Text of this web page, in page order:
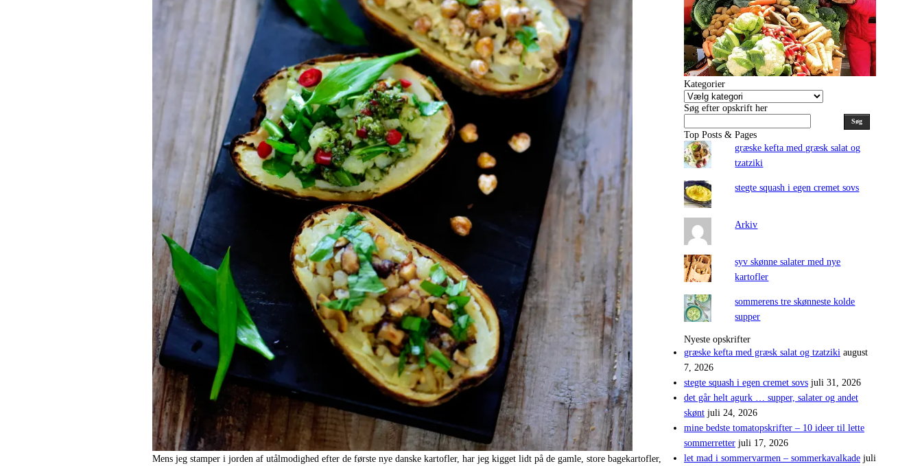
Mens jeg stamper i jorden af utålmodighed efter de første nye danske kartofler, har jeg kigget lidt på de gamle, store bagekartofler,
Kategorier
Kategorier
Søg efter opskrift her
Søg
Top Posts & Pages
græske kefta med græsk salat og
tzatziki
stegte squash i egen cremet sovs
Arkiv
syv skønne salater med nye
kartofler
sommerens tre skønneste kolde
supper
Nyeste opskrifter
græske kefta med græsk salat og tzatziki august
7, 2026
stegte squash i egen cremet sovs juli 31, 2026
det går helt agurk … supper, salater og andet
skønt juli 24, 2026
mine bedste tomatopskrifter – 10 ideer til lette
sommerretter juli 17, 2026
let mad i sommervarmen – sommerkavalkade juli